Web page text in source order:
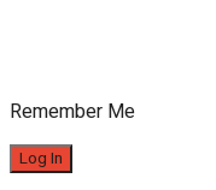
Remember Me